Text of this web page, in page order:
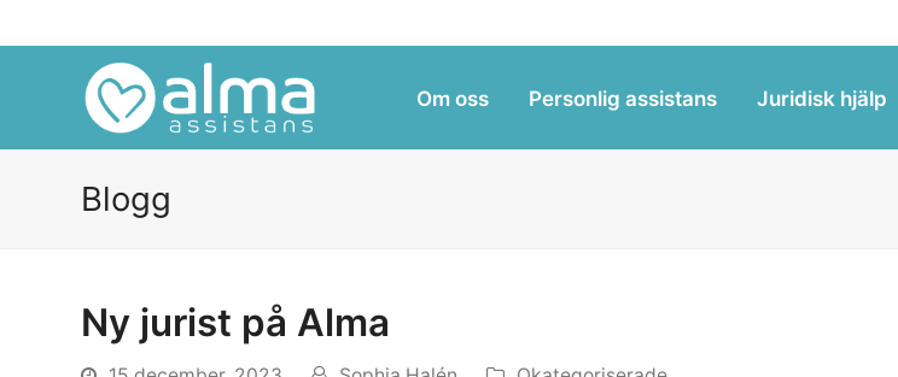
Om oss Personlig assistans Juridisk hjälp
Blogg
Ny jurist på Alma